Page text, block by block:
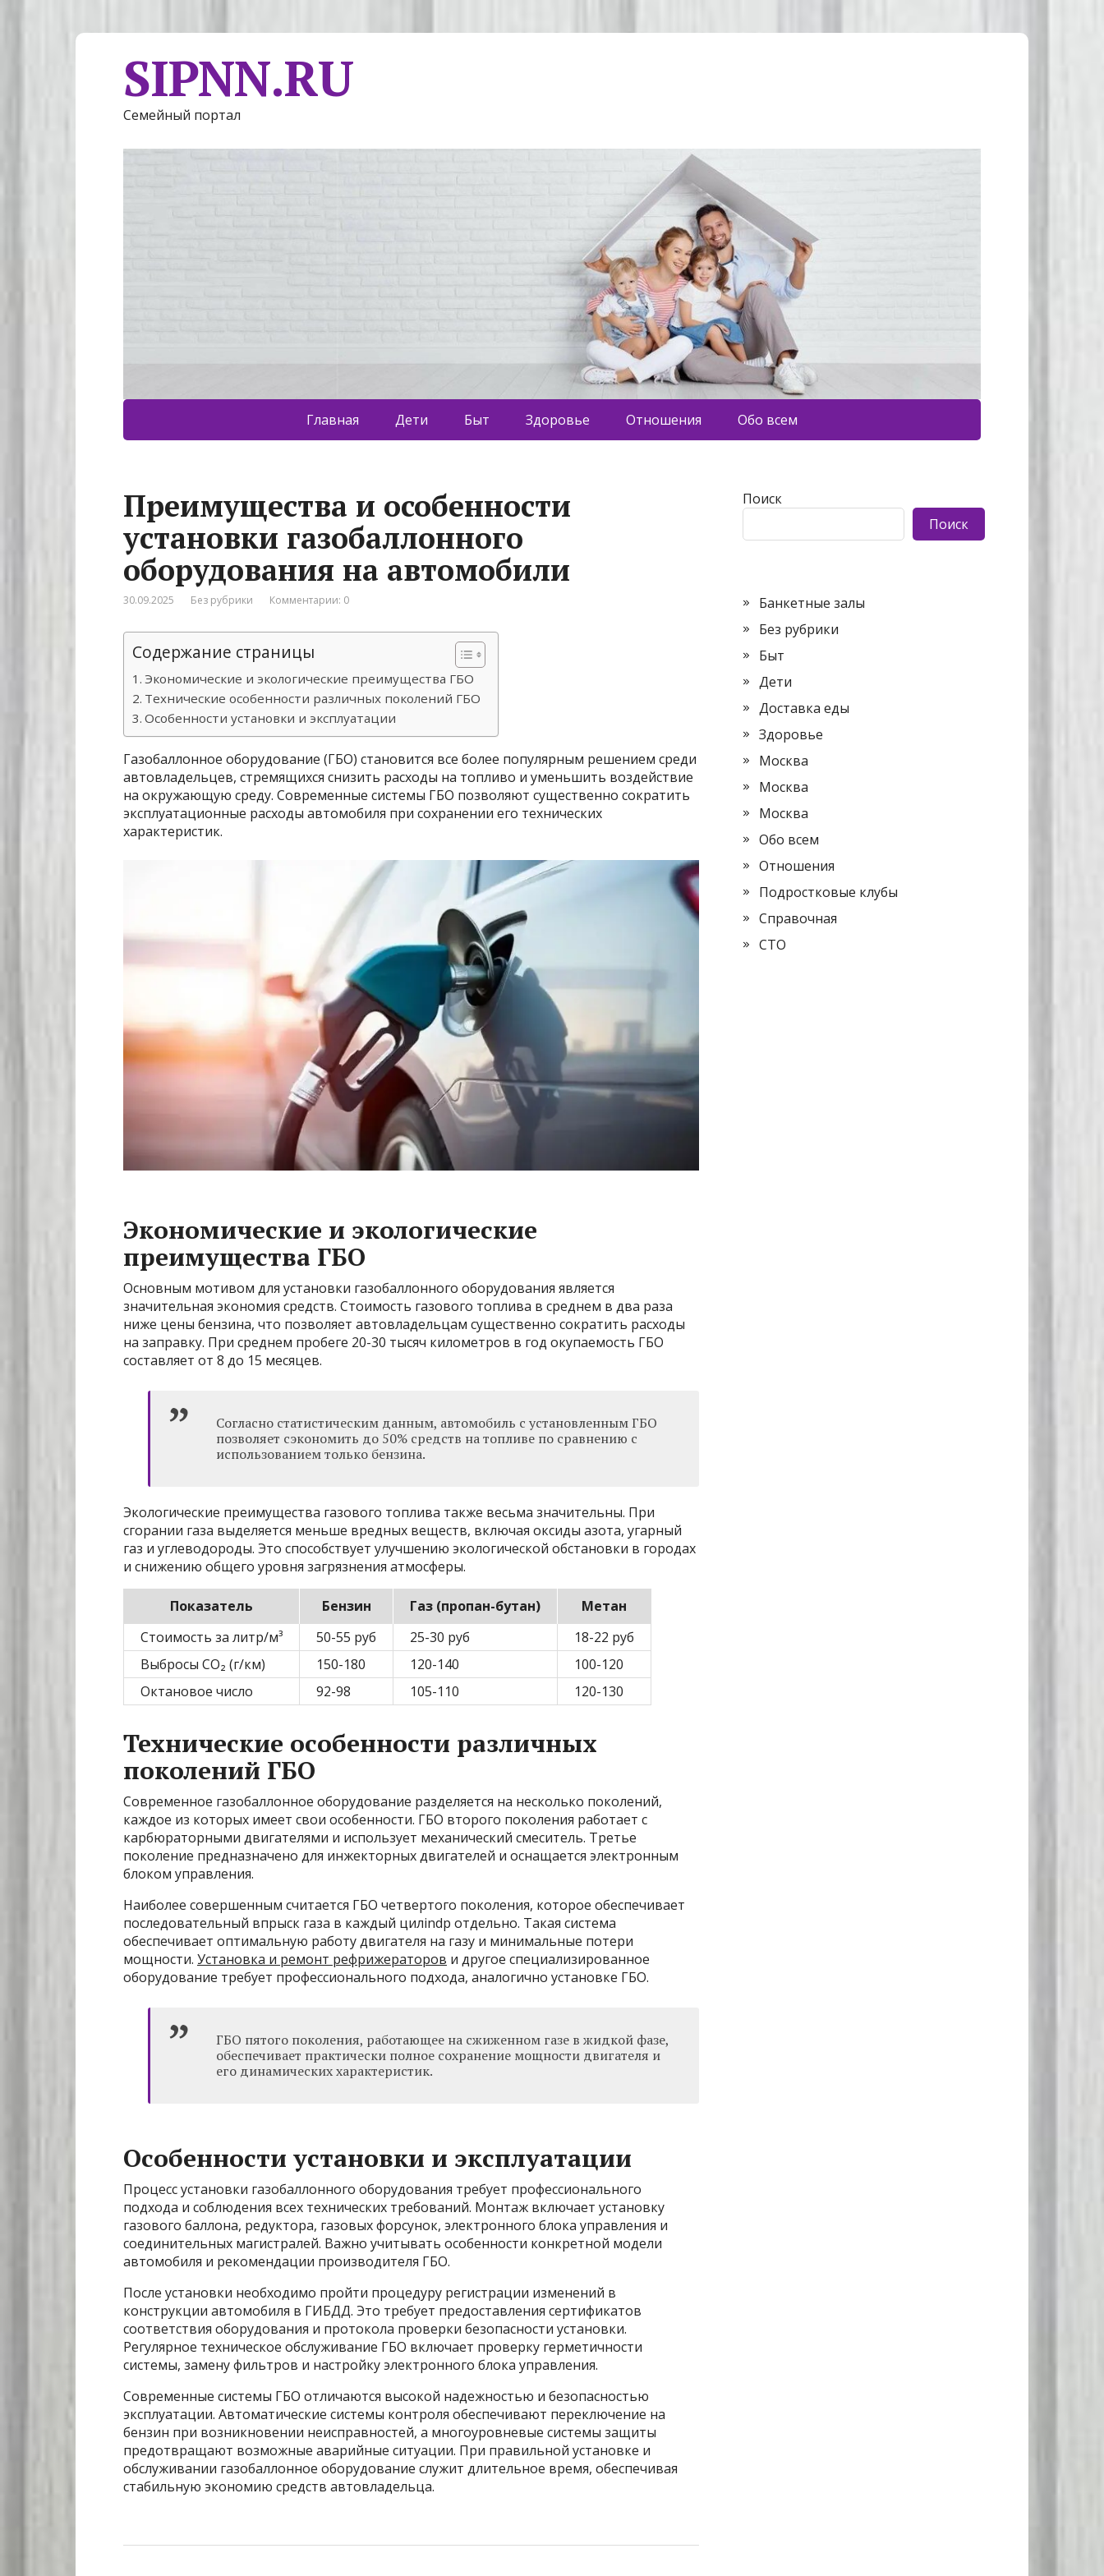
SIPNN.RU
Семейный портал
Главная Дети Быт Здоровье Отношения Обо всем
Преимущества и особенности
установки газобаллонного
оборудования на автомобили
30.09.2025 Без рубрики Комментарии: 0
Содержание страницы
Экономические и экологические преимущества ГБО
Технические особенности различных поколений ГБО
Особенности установки и эксплуатации
Газобаллонное оборудование (ГБО) становится все более популярным решением среди
автовладельцев, стремящихся снизить расходы на топливо и уменьшить воздействие
на окружающую среду. Современные системы ГБО позволяют существенно сократить
эксплуатационные расходы автомобиля при сохранении его технических
характеристик.
Экономические и экологические
преимущества ГБО
Основным мотивом для установки газобаллонного оборудования является
значительная экономия средств. Стоимость газового топлива в среднем в два раза
ниже цены бензина, что позволяет автовладельцам существенно сократить расходы
на заправку. При среднем пробеге 20-30 тысяч километров в год окупаемость ГБО
составляет от 8 до 15 месяцев.
Согласно статистическим данным, автомобиль с установленным ГБО
позволяет сэкономить до 50% средств на топливе по сравнению с
использованием только бензина.
Экологические преимущества газового топлива также весьма значительны. При
сгорании газа выделяется меньше вредных веществ, включая оксиды азота, угарный
газ и углеводороды. Это способствует улучшению экологической обстановки в городах
и снижению общего уровня загрязнения атмосферы.
Показатель Бензин Газ (пропан-бутан)
Метан
Стоимость за литр/м³
50-55 руб 25-30 руб
18-22 руб
Выбросы CO₂ (г/км)
150-180 120-140
100-120
Октановое число
92-98 105-110 120-130
Технические особенности различных
поколений ГБО
Современное газобаллонное оборудование разделяется на несколько поколений,
каждое из которых имеет свои особенности. ГБО второго поколения работает с
карбюраторными двигателями и использует механический смеситель. Третье
поколение предназначено для инжекторных двигателей и оснащается электронным
блоком управления.
Наиболее совершенным считается ГБО четвертого поколения, которое обеспечивает
последовательный впрыск газа в каждый цилindр отдельно. Такая система
обеспечивает оптимальную работу двигателя на газу и минимальные потери
мощности. Установка и ремонт рефрижераторов и другое специализированное
оборудование требует профессионального подхода, аналогично установке ГБО.
ГБО пятого поколения, работающее на сжиженном газе в жидкой фазе,
обеспечивает практически полное сохранение мощности двигателя и
его динамических характеристик.
Особенности установки и эксплуатации
Процесс установки газобаллонного оборудования требует профессионального
подхода и соблюдения всех технических требований. Монтаж включает установку
газового баллона, редуктора, газовых форсунок, электронного блока управления и
соединительных магистралей. Важно учитывать особенности конкретной модели
автомобиля и рекомендации производителя ГБО.
После установки необходимо пройти процедуру регистрации изменений в
конструкции автомобиля в ГИБДД. Это требует предоставления сертификатов
соответствия оборудования и протокола проверки безопасности установки.
Регулярное техническое обслуживание ГБО включает проверку герметичности
системы, замену фильтров и настройку электронного блока управления.
Современные системы ГБО отличаются высокой надежностью и безопасностью
эксплуатации. Автоматические системы контроля обеспечивают переключение на
бензин при возникновении неисправностей, а многоуровневые системы защиты
предотвращают возможные аварийные ситуации. При правильной установке и
обслуживании газобаллонное оборудование служит длительное время, обеспечивая
стабильную экономию средств автовладельца.
Поиск
Поиск
Банкетные залы
Без рубрики
Быт
Дети
Доставка еды
Здоровье
Москва
Москва
Москва
Обо всем
Отношения
Подростковые клубы
Справочная
СТО